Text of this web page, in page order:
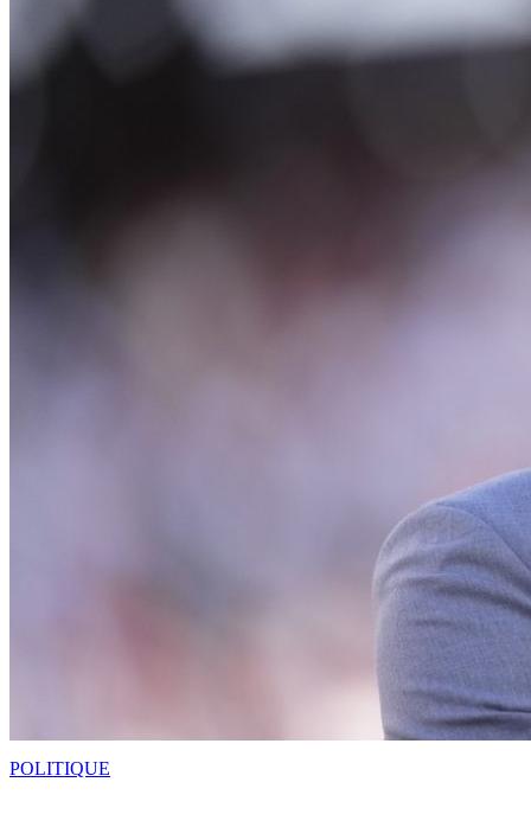
POLITIQUE